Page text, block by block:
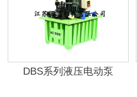
DBS系列液压电动泵